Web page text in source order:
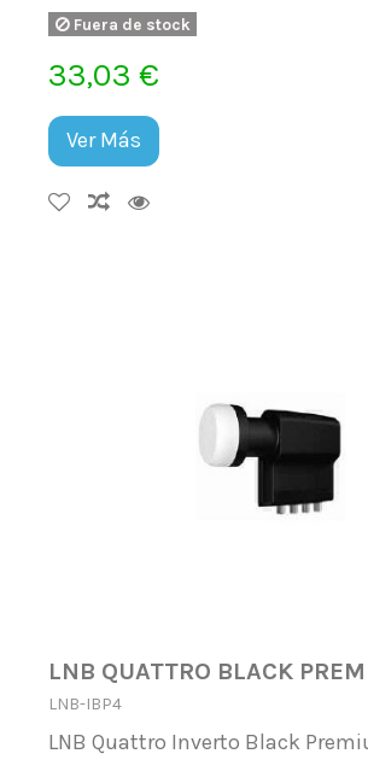
Fuera de stock
33,03 €
Ver Más
LNB QUATTRO BLACK
LNB-IBP4
LNB Quattro Inverto Black